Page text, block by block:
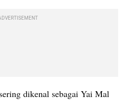
dikenal sebagai Yai Mal